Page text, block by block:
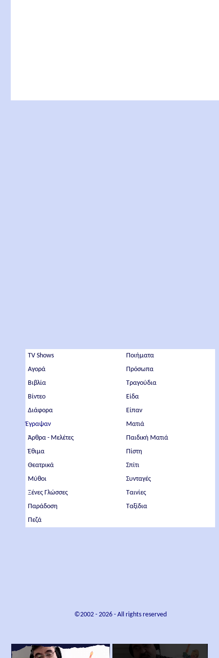
TV Shows
Αγορά
Βιβλία
Βίντεο
Διάφορα
Έγραψαν
Άρθρα - Μελέτες
Έθιμα
Θεατρικά
Μύθοι
Ξένες Γλώσσες
Παράδοση
Πεζά
Ποιήματα
Πρόσωπα
Τραγούδια
Είδα
Είπαν
Ματιά
Παιδική Ματιά
Πίστη
Σπίτι
Συνταγές
Ταινίες
Ταξίδια
©2002 - 2026- All rights reserved
×